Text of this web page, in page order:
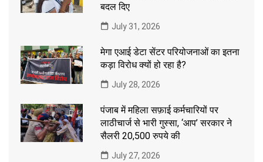
बदल दिए
July 31, 2026
मेगा एआई डेटा सेंटर परियोजनाओं का इतना
कड़ा विरोध क्यों हो रहा है?
July 28, 2026
पंजाब में महिला सफ़ाई कर्मचारियों पर
लाठीचार्ज से भारी गुस्सा, ‘आप’ सरकार ने
सैलरी 20,500 रुपये की
July 27, 2026